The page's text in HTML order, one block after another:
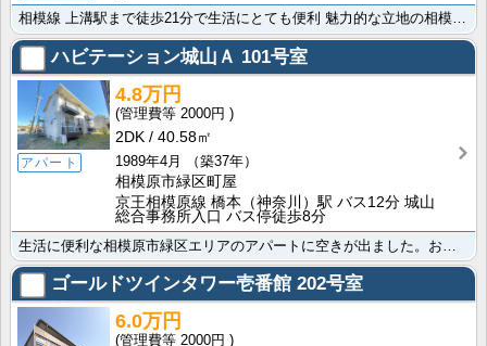
相模線 上溝駅まで徒歩21分で生活にとても便利 魅力的な立地の相模原市中央区の物件情報です。そうてつ･･･
ハビテーション城山Ａ 101号室
アパート
4.8万円
2000円
2DK
40.58㎡
1989年4月
（築37年）
相模原市緑区町屋
京王相模原線 橋本（神奈川）駅 バス12分 城山
総合事務所入口 バス停徒歩8分
ゴールドツインタワー壱番館 202号室
6.0万円
2000円